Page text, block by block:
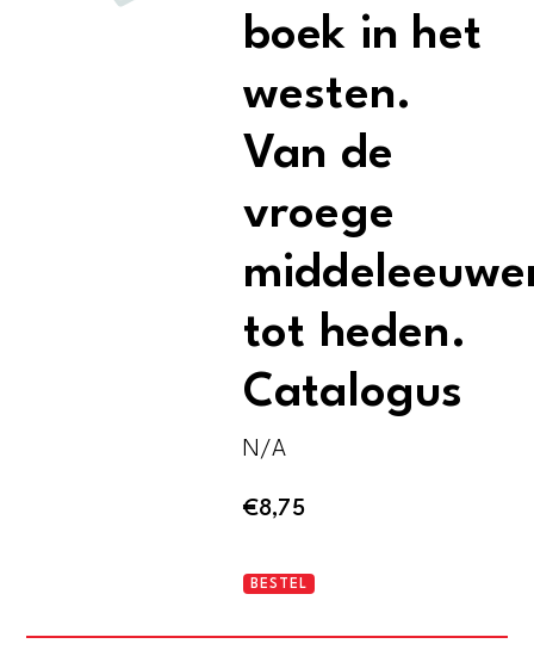
boek in het
westen.
Van de
vroege
tot heden.
Catalogus
N/A
€8,75
Het
BESTEL